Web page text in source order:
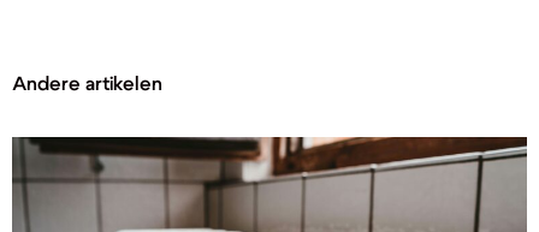
Andere artikelen